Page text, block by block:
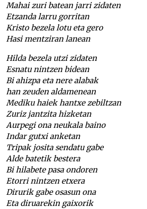
Mahai zuri batean jarri zidaten
Etzanda larru gorritan
Kristo bezela lotu eta gero
Hasi mentziran lanean
Hilda bezela utzi zidaten
Esnatu nintzen bidean
Bi ahizpa eta nere alabak
han zeuden aldamenean
Mediku haiek hantxe zebiltzan
Zuriz jantzita hizketan
Aurpegi ona neukala baino
Indar gutxi anketan
Tripak josita sendatu gabe
Alde batetik bestera
Bi hilabete pasa ondoren
Etorri nintzen etxera
Dirurik gabe osasun ona
Eta diruarekin gaixorik